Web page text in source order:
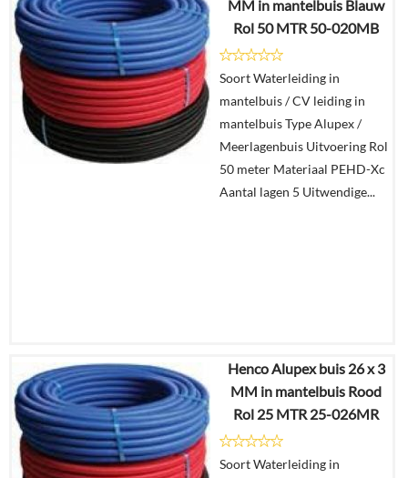
€ 390,53
In
winkelmand
MM in mantelbuis Blauw
Rol 50 MTR 50-020MB
Soort Waterleiding in
mantelbuis / CV leiding in
mantelbuis Type Alupex /
Meerlagenbuis Uitvoering Rol
50 meter Materiaal PEHD-Xc
Aantal lagen 5 Uitwendige...
€405,96
€182,47
Henco Alupex buis 26 x 3
MM in mantelbuis Rood
Rol 25 MTR 25-026MR
Soort Waterleiding in